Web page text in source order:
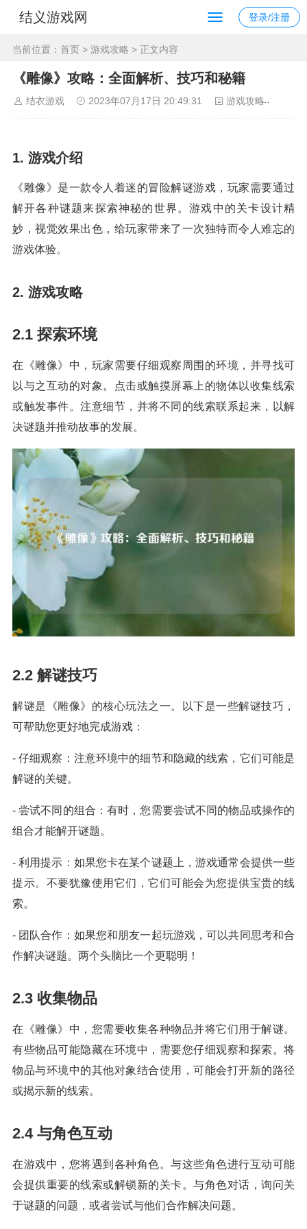
结义游戏网 登录/注册
当前位置： 首页 > 游戏攻略 > 正文内容
《雕像》攻略：全面解析、技巧和秘籍
结衣游戏 2023年07月17日 20:49:31 游戏攻略
1. 游戏介绍
《雕像》是一款令人着迷的冒险解谜游戏，玩家需要通过
解开各种谜题来探索神秘的世界。游戏中的关卡设计精
妙，视觉效果出色，给玩家带来了一次独特而令人难忘的
游戏体验。
2. 游戏攻略
2.1 探索环境
在《雕像》中，玩家需要仔细观察周围的环境，并寻找可
以与之互动的对象。点击或触摸屏幕上的物体以收集线索
或触发事件。注意细节，并将不同的线索联系起来，以解
决谜题并推动故事的发展。
2.2 解谜技巧
解谜是《雕像》的核心玩法之一。以下是一些解谜技巧，
可帮助您更好地完成游戏：
- 仔细观察：注意环境中的细节和隐藏的线索，它们可能是
解谜的关键。
- 尝试不同的组合：有时，您需要尝试不同的物品或操作的
组合才能解开谜题。
- 利用提示：如果您卡在某个谜题上，游戏通常会提供一些
提示。不要犹豫使用它们，它们可能会为您提供宝贵的线
索。
- 团队合作：如果您和朋友一起玩游戏，可以共同思考和合
作解决谜题。两个头脑比一个更聪明！
2.3 收集物品
在《雕像》中，您需要收集各种物品并将它们用于解谜。
有些物品可能隐藏在环境中，需要您仔细观察和探索。将
物品与环境中的其他对象结合使用，可能会打开新的路径
或揭示新的线索。
2.4 与角色互动
在游戏中，您将遇到各种角色。与这些角色进行互动可能
会提供重要的线索或解锁新的关卡。与角色对话，询问关
于谜题的问题，或者尝试与他们合作解决问题。